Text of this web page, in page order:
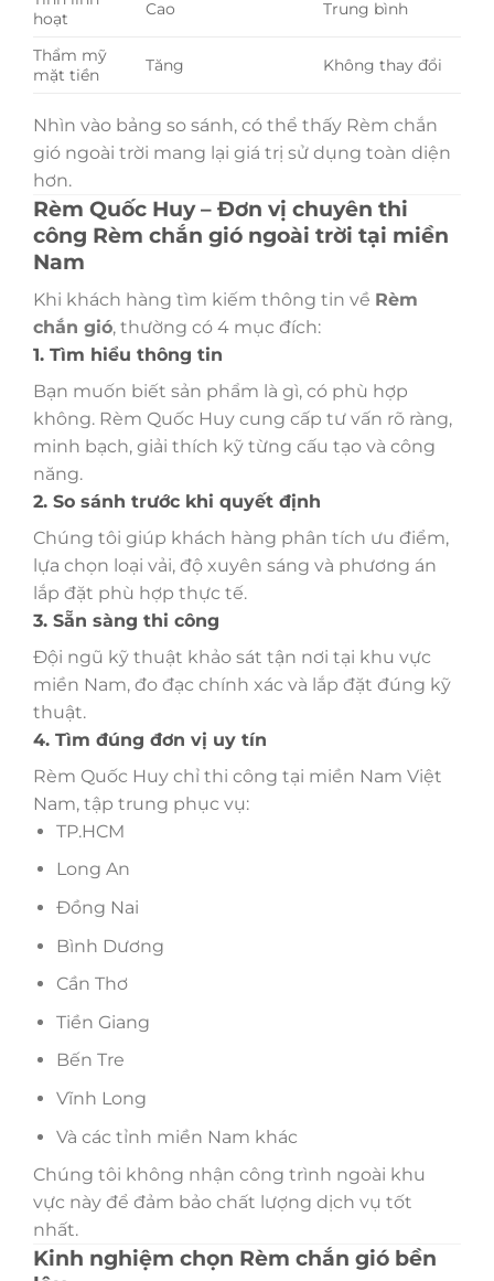
hoạt
Cao Trung bình
Thẩm mỹ
mặt tiền
Tăng Không thay đổi
Nhìn vào bảng so sánh, có thể thấy Rèm chắn
gió ngoài trời mang lại giá trị sử dụng toàn diện
hơn.
Rèm Quốc Huy – Đơn vị chuyên thi
công Rèm chắn gió ngoài trời tại miền
Nam
Khi khách hàng tìm kiếm thông tin về Rèm
chắn gió, thường có 4 mục đích:
1. Tìm hiểu thông tin
Bạn muốn biết sản phẩm là gì, có phù hợp
không. Rèm Quốc Huy cung cấp tư vấn rõ ràng,
minh bạch, giải thích kỹ từng cấu tạo và công
năng.
2. So sánh trước khi quyết định
Chúng tôi giúp khách hàng phân tích ưu điểm,
lựa chọn loại vải, độ xuyên sáng và phương án
lắp đặt phù hợp thực tế.
3. Sẵn sàng thi công
Đội ngũ kỹ thuật khảo sát tận nơi tại khu vực
miền Nam, đo đạc chính xác và lắp đặt đúng kỹ
thuật.
4. Tìm đúng đơn vị uy tín
Rèm Quốc Huy chỉ thi công tại miền Nam Việt
Nam, tập trung phục vụ:
TP.HCM
Long An
Đồng Nai
Bình Dương
Cần Thơ
Tiền Giang
Bến Tre
Vĩnh Long
Và các tỉnh miền Nam khác
Chúng tôi không nhận công trình ngoài khu
vực này để đảm bảo chất lượng dịch vụ tốt
nhất.
Kinh nghiệm chọn Rèm chắn gió bền